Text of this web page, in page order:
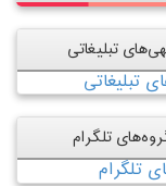
تبلیغاتی
تلگرام